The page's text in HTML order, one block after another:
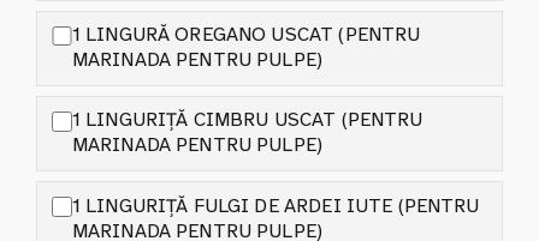
1 LINGURĂ OREGANO USCAT (PENTRU
MARINADA PENTRU PULPE)
1 LINGURIȚĂ CIMBRU USCAT (PENTRU
MARINADA PENTRU PULPE)
1 LINGURIȚĂ FULGI DE ARDEI IUTE (PENTRU
MARINADA PENTRU PULPE)